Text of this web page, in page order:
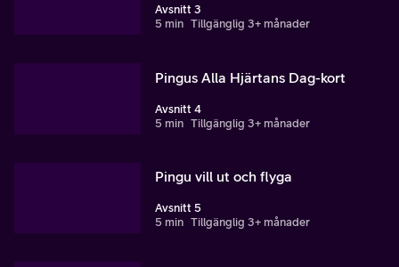
Avsnitt 3
5 min Tillgänglig 3+ månader
Pingus Alla Hjärtans Dag-kort
Avsnitt 4
5 min Tillgänglig 3+ månader
Pingu vill ut och flyga
Avsnitt 5
5 min Tillgänglig 3+ månader